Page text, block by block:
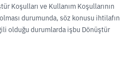
Koşulları ve Kullanım Koşullarının
durumunda, söz konusu ihtilafın
olduğu durumlarda işbu Dönüştür